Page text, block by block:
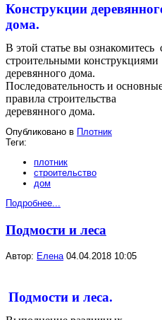
Конструкции
дома.
В этой статье вы ознакомитесь
строительными конструкциями
деревянного дома.
Последовательность и
правила строительства
деревянного дома.
Опубликовано в Плотник
Теги:
плотник
строительство
дом
Подробнее...
Подмости и леса
Автор: Елена 04.04.2018 10:05
Подмости и леса.